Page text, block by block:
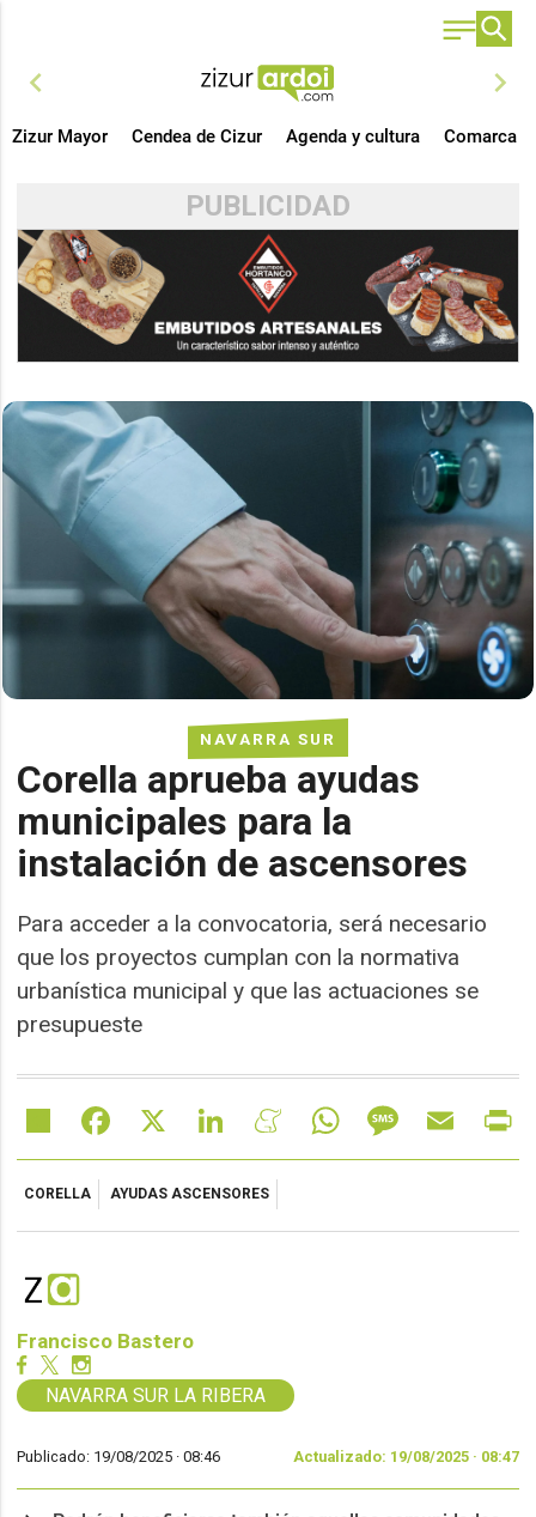
chevron_left chevron_right
Zizur Mayor Cendea de Cizur Agenda y cultura Comarca
PUBLICIDAD
NAVARRA SUR
Corella aprueba ayudas
municipales para la
instalación de ascensores
Para acceder a la convocatoria, será necesario
que los proyectos cumplan con la normativa
urbanística municipal y que las actuaciones se
presupueste
Share Facebook LinkedIn MeneameWhatsAppMessageEmail
CORELLA AYUDAS ASCENSORES
Francisco Bastero
NAVARRA SUR LA RIBERA
Publicado: 19/08/2025 ·08:46 Actualizado: 19/08/2025 · 08:47